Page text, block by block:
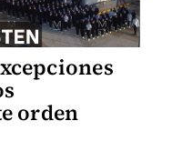
orden